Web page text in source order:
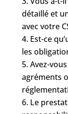
détaillé et
avec votre
Est-ce
les
Avez-
agréments
Le